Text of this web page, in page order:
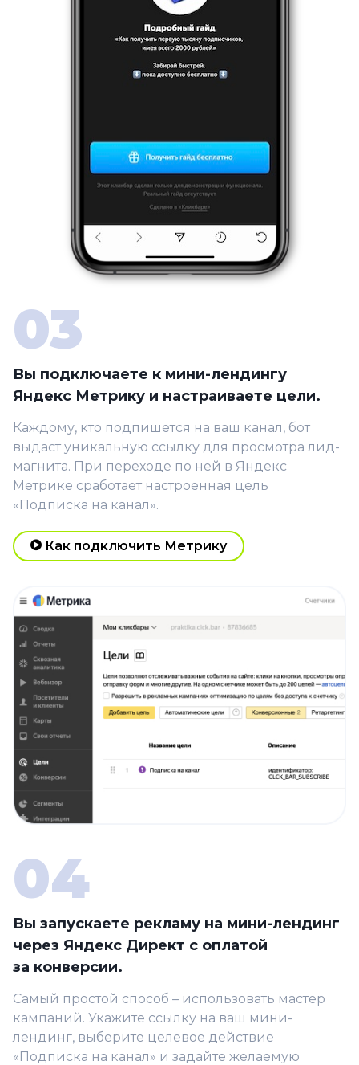
Вы подключаете к мини-лендингу
Яндекс Метрику и настраиваете цели.
Каждому, кто подпишется на ваш канал, бот
выдаст уникальную ссылку для просмотра лид-
магнита. При переходе по ней в Яндекс
Метрике сработает настроенная цель
«Подписка на канал».
Как подключить Метрику
Вы запускаете рекламу на мини-лендинг
через Яндекс Директ с оплатой
за конверсии.
Самый простой способ – использовать мастер
кампаний. Укажите ссылку на ваш мини-
лендинг, выберите целевое действие
«Подписка на канал» и задайте желаемую